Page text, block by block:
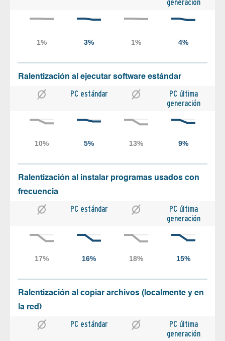
generación
Ralentización al ejecutar software estándar
PC estándar
PC última
generación
Ralentización al instalar programas usados con
frecuencia
PC estándar
PC última
generación
Ralentización al copiar archivos (localmente y en
la red)
PC estándar
PC última
generación